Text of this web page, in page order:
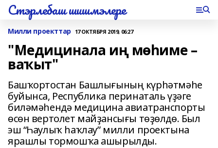
Стэрлебаш шишмэлере
Милли проекттар 17 ОКТЯБРЯ 2019, 06:27
"Медицинала иң мөһиме –
ваҡыт"
Башҡортостан Башлығының күрһәтмәһе
буйынса, Республика перинаталь үҙәге
биләмәһендә медицина авиатранспорты
өсөн вертолет майҙансығы төҙөлдө. Был
эш “Һаулыҡ һаҡлау” милли проектына
ярашлы тормошҡа ашырылды.